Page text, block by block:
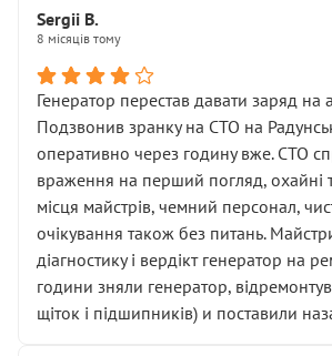
Sergii B.
8 місяців тому
Генератор перестав давати заряд на
Подзвонив зранку на СТО на
оперативно через годину вже. СТО
враження на перший погляд, охайні
місця майстрів, чемний персонал,
очікування також без питань.
діагностику і вердікт генератор на
години зняли генератор,
щіток і підшипників) и поставили